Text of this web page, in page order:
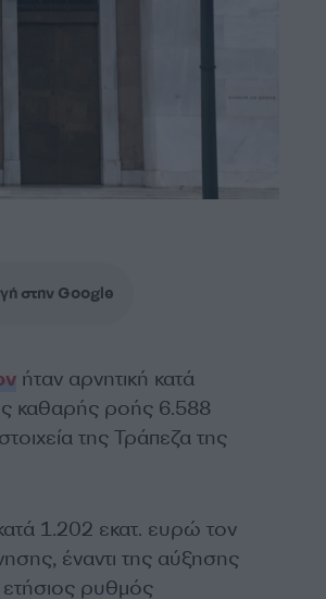
στην Google
ήταν αρνητική κατά
καθαρής ροής 6.588
της Τράπεζα της
1.202 εκατ. ευρώ τον
έναντι της αύξησης
ρυθμός